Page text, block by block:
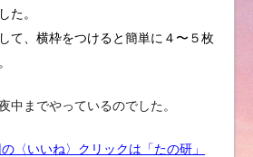
た。
て、横枠をつけると簡単に４〜５枚
中までやっているのでした。
〈いいね〉クリックは「たの研」